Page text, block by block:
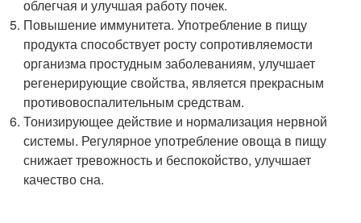
облегчая и улучшая работу почек.
Повышение иммунитета. Употребление в пищу
продукта способствует росту сопротивляемости
организма простудным заболеваниям, улучшает
регенерирующие свойства, является прекрасным
противовоспалительным средствам.
Тонизирующее действие и нормализация нервной
системы. Регулярное употребление овоща в пищу
снижает тревожность и беспокойство, улучшает
качество сна.